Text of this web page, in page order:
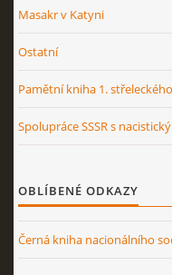
Masakr v Katyni
Ostatní
Pamětní kniha 1.
Spolupráce SSSR s
OBLÍBENÉ ODKAZY
Černá kniha nacionálního